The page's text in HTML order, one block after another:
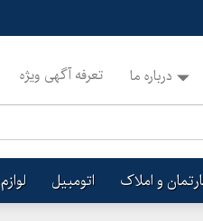
درباره ما تعرفه آگهی ویژه
و املاک اتومبیل لوازم